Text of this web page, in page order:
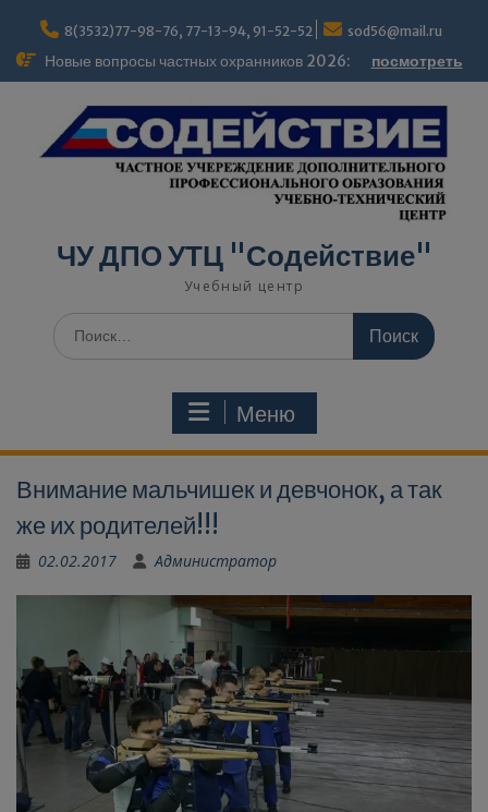
8(3532)77-98-76, 77-13-94, 91-52-52 sod56@mail.ru
Новые вопросы частных охранников 2026: посмотреть
ЧУ ДПО УТЦ "Содействие"
Учебный центр
Меню
Внимание мальчишек и девчонок, а так
же их родителей!!!
02.02.2017 Администратор